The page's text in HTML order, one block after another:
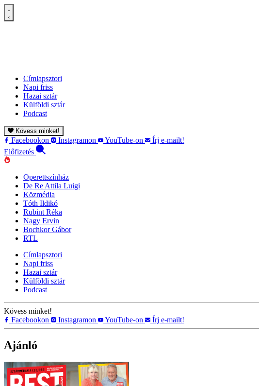
Címlapsztori
Napi friss
Hazai sztár
Külföldi sztár
Podcast
Kövess minket!
Facebookon Instagramon YouTube-on
Írj e-mailt!
Előfizetés
Operettszínház
De Re Attila Luigi
Közmédia
Tóth Ildikó
Rubint Réka
Nagy Ervin
Bochkor Gábor
RTL
Címlapsztori
Napi friss
Hazai sztár
Külföldi sztár
Podcast
Kövess minket!
Facebookon
Instagramon YouTube-on Írj e-mailt!
Ajánló